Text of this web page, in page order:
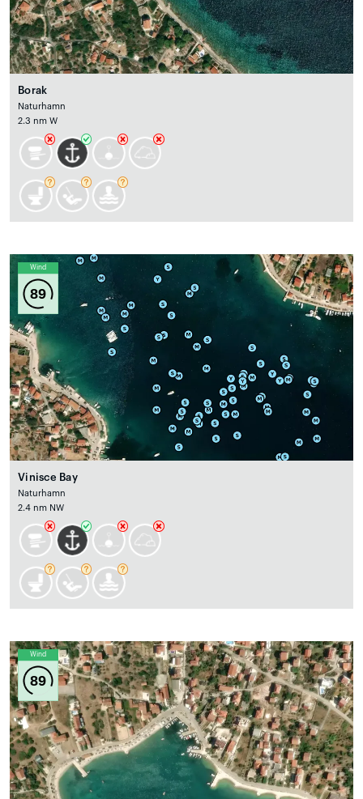
Borak
Naturhamn
2.3 nm W
Wind
89
Vinisce Bay
Naturhamn
2.4 nm NW
Wind
89